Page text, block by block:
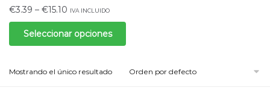
€3.39 – €15.10 IVA INCLUIDO
Seleccionar opciones
Mostrando el único resultado